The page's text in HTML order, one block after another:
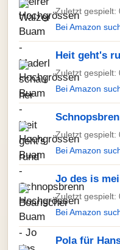
Zuletzt gespielt:
Bei Amazon
Heit geht's
Zuletzt gespielt:
Bei Amazon
Zuletzt gespielt:
Bei Amazon
Jo des is
Zuletzt gespielt:
Bei Amazon
Pola für